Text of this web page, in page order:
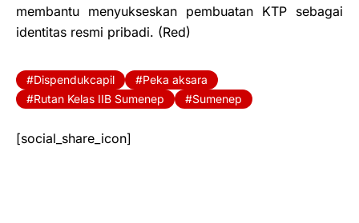
membantu menyukseskan pembuatan KTP sebagai
identitas resmi pribadi. (Red)
Dispendukcapil
Peka aksara
Rutan Kelas IIB Sumenep
Sumenep
[social_share_icon]